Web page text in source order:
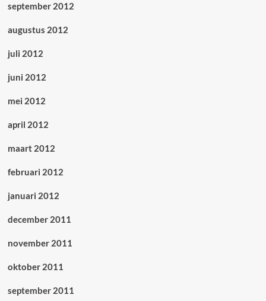
september 2012
augustus 2012
juli 2012
juni 2012
mei 2012
april 2012
maart 2012
februari 2012
januari 2012
december 2011
november 2011
oktober 2011
september 2011